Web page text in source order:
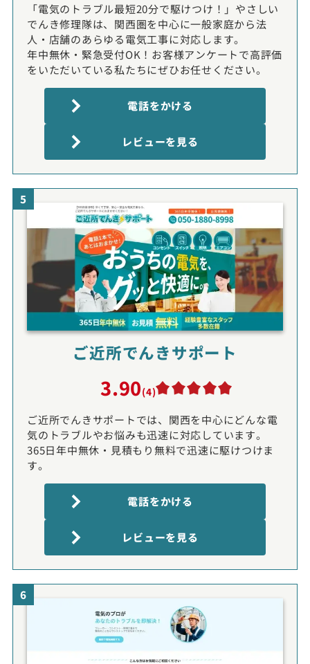
「電気のトラブル最短20分で駆けつけ！」やさしい
でんき修理隊は、関西圏を中心に一般家庭から法
人・店舗のあらゆる電気工事に対応します。
年中無休・緊急受付OK！お客様アンケートで高評価
をいただいている私たちにぜひお任せください。
電話をかける
レビューを見る
5
ご近所でんきサポート
3.90(4)
ご近所でんきサポートでは、関西を中心にどんな電
気のトラブルやお悩みも迅速に対応しています。
365日年中無休・見積もり無料で迅速に駆けつけま
す。
電話をかける
レビューを見る
6